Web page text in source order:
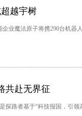
越宇树
业魔法原子将携290台机器
共赴无界征
路者基于“科技报国，引